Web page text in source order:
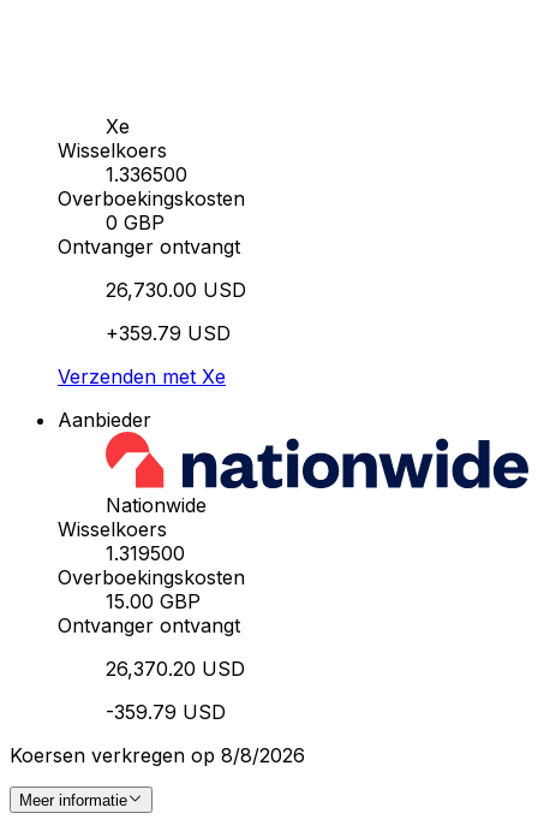
Xe
Wisselkoers
1.336500
Overboekingskosten
0 GBP
Ontvanger ontvangt
26,730.00 USD
+359.79 USD
Verzenden met Xe
Aanbieder
Nationwide
Wisselkoers
1.319500
Overboekingskosten
15.00 GBP
Ontvanger ontvangt
26,370.20 USD
-359.79 USD
Koersen verkregen op 8/8/2026
Meer informatie